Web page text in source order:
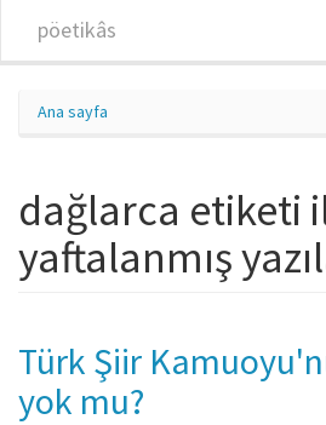
pöetikâs
Ana sayfa
dağlarca etiketi
yaftalanmış
Türk Şiir
yok mu?